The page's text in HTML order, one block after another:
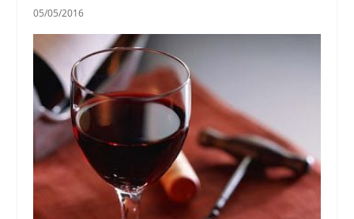
05/05/2016